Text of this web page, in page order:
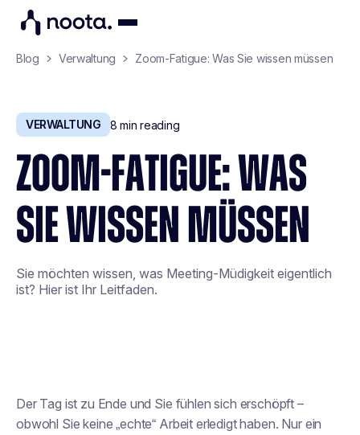
Blog Verwaltung Zoom-Fatigue: Was Sie wissen müssen
VERWALTUNG 8 min reading
ZOOM-FATIGUE: WAS
SIE WISSEN MÜSSEN
Sie möchten wissen, was Meeting-Müdigkeit eigentlich
ist? Hier ist Ihr Leitfaden.
Der Tag ist zu Ende und Sie fühlen sich erschöpft –
obwohl Sie keine „echte“ Arbeit erledigt haben. Nur ein